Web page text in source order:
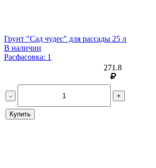
Грунт "Сад чудес" для рассады 25 л
В наличии
Расфасовка: 1
271.8
- +
Купить